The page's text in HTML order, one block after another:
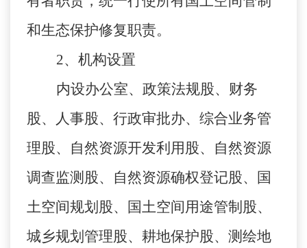
和生态保护修复职责。
2、机构设置
内设办公室、政策法规股、财务
股、人事股、行政审批办、综合业务管
理股、自然资源开发利用股、自然资源
调查监测股、自然资源确权登记股、国
土空间规划股、国土空间用途管制股、
城乡规划管理股、耕地保护股、测绘地